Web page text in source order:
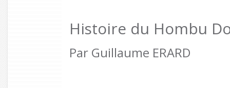
Histoire du Hombu
Par Guillaume ERARD